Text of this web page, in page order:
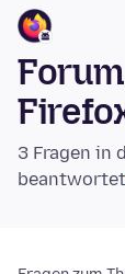
3 Fragen in